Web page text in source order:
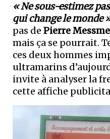
« Ne sous-estimez
qui change le monde
pas de Pierre
mais ça se pourrait.
ces deux hommes
ultramarins
invite à analyser la
cette affiche